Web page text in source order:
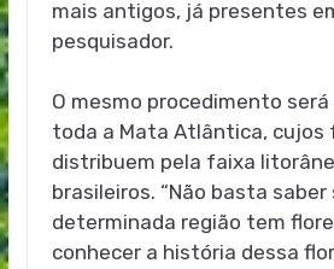
mais antigos, já presentes
pesquisador.
O mesmo procedimento
toda a Mata Atlântica, cujos
distribuem pela faixa
brasileiros. “Não basta saber
determinada região tem
conhecer a história dessa